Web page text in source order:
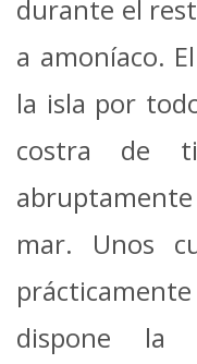
durante el
a amoníaco.
la isla por
costra de
mar. Unos
dispone